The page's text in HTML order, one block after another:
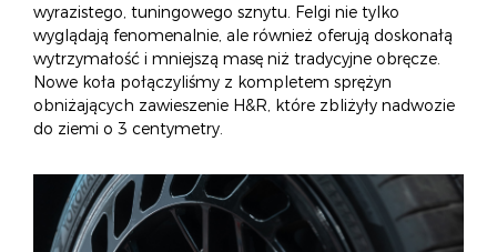
wyrazistego, tuningowego sznytu. Felgi nie tylko
wyglądają fenomenalnie, ale również oferują doskonałą
wytrzymałość i mniejszą masę niż tradycyjne obręcze.
Nowe koła połączyliśmy z kompletem sprężyn
obniżających zawieszenie H&R, które zbliżyły nadwozie
do ziemi o 3 centymetry.